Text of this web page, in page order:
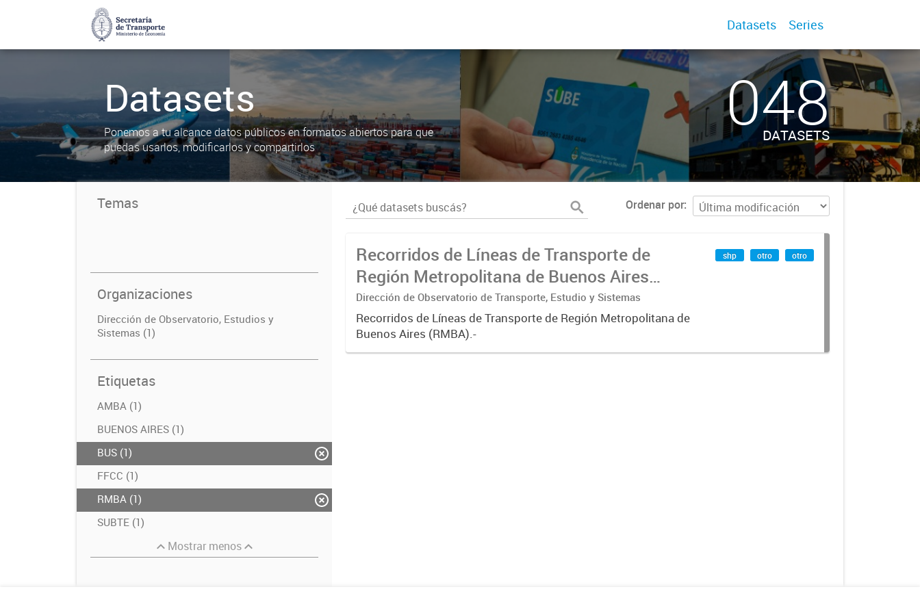
Datasets Series
Datasets
Ponemos a tu alcance datos públicos en formatos abiertos para que
puedas usarlos, modificarlos y compartirlos
048
DATASETS
Temas
Organizaciones
Dirección de Observatorio, Estudios y
Sistemas (1)
Etiquetas
AMBA (1)
BUENOS AIRES (1)
BUS (1)
FFCC (1)
RMBA (1)
SUBTE (1)
Mostrar menos
Ordenar por
Recorridos de Líneas de Transporte de
Región Metropolitana de Buenos Aires
(RMBA)
Dirección de Observatorio de Transporte, Estudio y Sistemas
Recorridos de Líneas de Transporte de Región Metropolitana de
Buenos Aires (RMBA).-
shp otro otro